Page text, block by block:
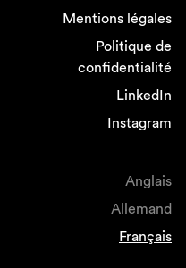
Mentions légales
Politique de
confidentialité
LinkedIn
Instagram
Anglais
Allemand
Français